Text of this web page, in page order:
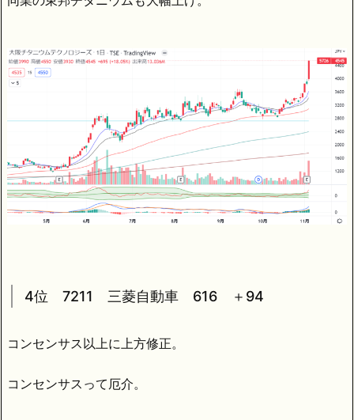
4位 7211 三菱自動車 616 ＋94
コンセンサス以上に上方修正。
コンセンサスって厄介。